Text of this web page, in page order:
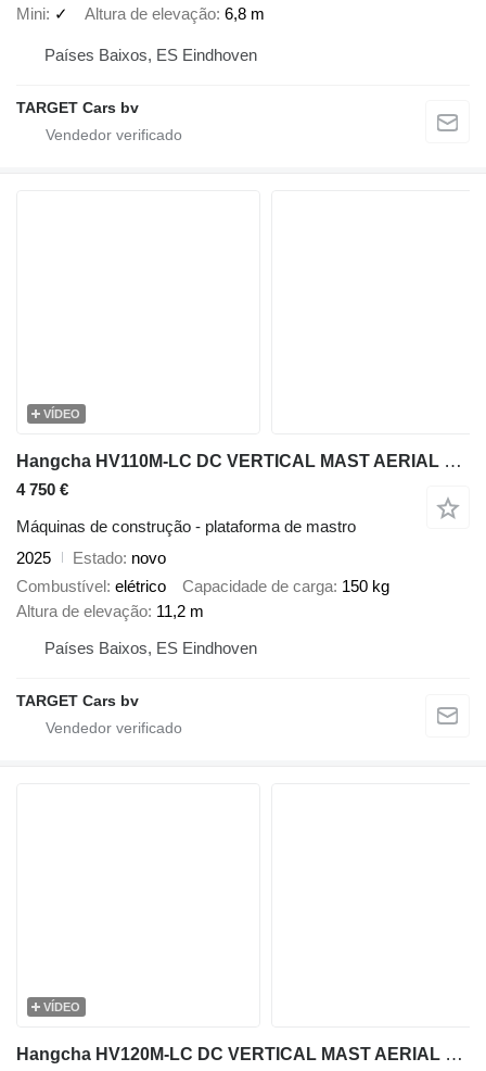
Mini ✓ Altura de elevação 6,8 m
Países Baixos, ES Eindhoven
TARGET Cars bv
VÍDEO
Hangcha HV110M-LC DC VERTICAL MAST AERIAL WORK LIFT PLATFORM 1120CM 2025
4 750 €
Máquinas de construção - plataforma de mastro
2025
Estado novo
Combustível
elétrico Capacidade de carga 150 kg
Altura de elevação 11,2 m
Países Baixos, ES Eindhoven
TARGET Cars bv
VÍDEO
Hangcha HV120M-LC DC VERTICAL MAST AERIAL WORK LIFT PLATFORM 1240CM 2025